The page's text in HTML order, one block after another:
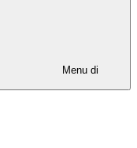
Menu di